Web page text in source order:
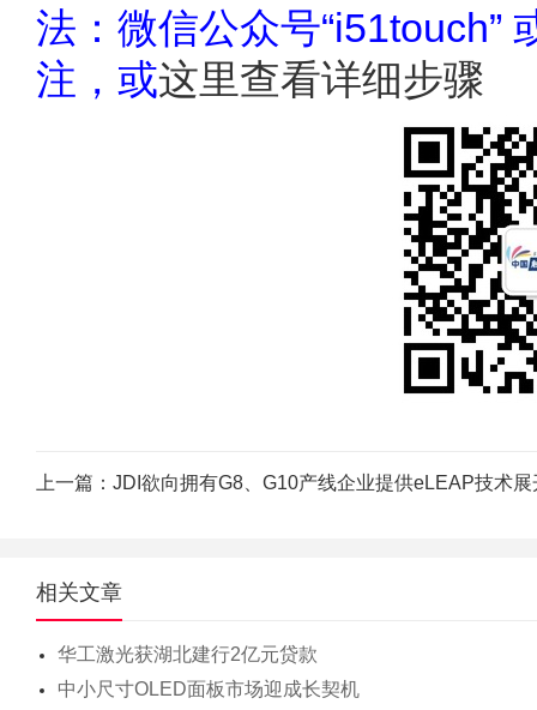
法：微信公众号“i51touch”
注，或这里查看详细步骤
上一篇： JDI欲向拥有G8、G10产线企业提供eLEAP技术展
相关文章
华工激光获湖北建行2亿元贷款
中小尺寸OLED面板市场迎成长契机